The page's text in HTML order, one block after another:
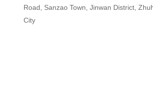
Road, Sanzao Town, Jinwan District,
City